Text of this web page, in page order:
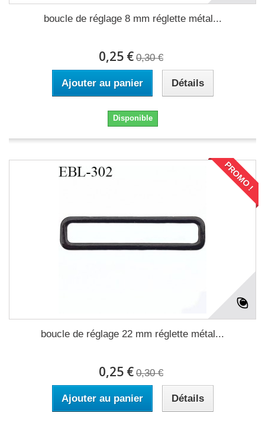
boucle de réglage 8 mm réglette métal...
0,25 € 0,30 €
Ajouter au panier Détails
Disponible
PROMO !
boucle de réglage 22 mm réglette métal...
0,25 € 0,30 €
Ajouter au panier Détails